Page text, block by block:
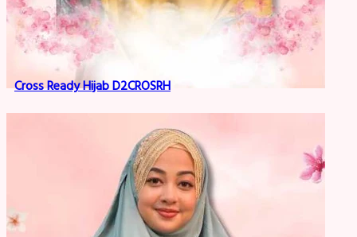
Cross Ready Hijab D2CROSRH